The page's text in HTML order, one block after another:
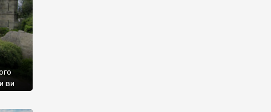
ви